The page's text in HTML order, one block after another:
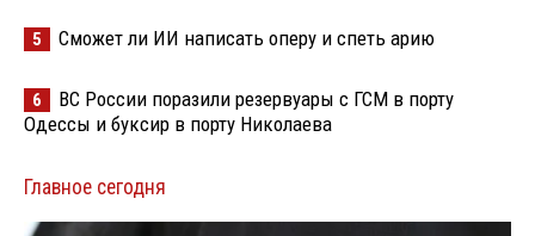
5 Сможет ли ИИ написать оперу и спеть арию
6
ВС России поразили резервуары с ГСМ в порту
Одессы и буксир в порту Николаева
Главное сегодня